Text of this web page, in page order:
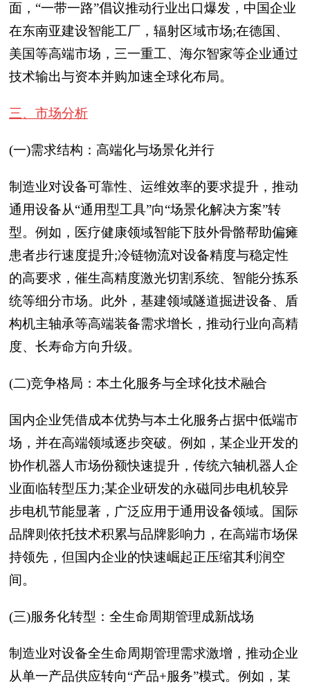
面，“一带一路”倡议推动行业出口爆发，中国企业
在东南亚建设智能工厂，辐射区域市场;在德国、
美国等高端市场，三一重工、海尔智家等企业通过
技术输出与资本并购加速全球化布局。
三、市场分析
(一)需求结构：高端化与场景化并行
制造业对设备可靠性、运维效率的要求提升，推动
通用设备从“通用型工具”向“场景化解决方案”转
型。例如，医疗健康领域智能下肢外骨骼帮助偏瘫
患者步行速度提升;冷链物流对设备精度与稳定性
的高要求，催生高精度激光切割系统、智能分拣系
统等细分市场。此外，基建领域隧道掘进设备、盾
构机主轴承等高端装备需求增长，推动行业向高精
度、长寿命方向升级。
(二)竞争格局：本土化服务与全球化技术融合
国内企业凭借成本优势与本土化服务占据中低端市
场，并在高端领域逐步突破。例如，某企业开发的
协作机器人市场份额快速提升，传统六轴机器人企
业面临转型压力;某企业研发的永磁同步电机较异
步电机节能显著，广泛应用于通用设备领域。国际
品牌则依托技术积累与品牌影响力，在高端市场保
持领先，但国内企业的快速崛起正压缩其利润空
间。
(三)服务化转型：全生命周期管理成新战场
制造业对设备全生命周期管理需求激增，推动企业
从单一产品供应转向“产品+服务”模式。例如，某